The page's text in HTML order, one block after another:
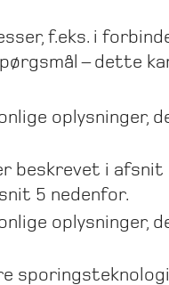
f.eks. i
– dette
oplysninger,
beskrevet i afsnit
5 nedenfor.
oplysninger,